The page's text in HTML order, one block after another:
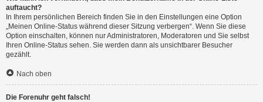
auftaucht?
In Ihrem persönlichen Bereich finden Sie in den Einstellungen eine Option
„Meinen Online-Status während dieser Sitzung verbergen“. Wenn Sie diese
Option einschalten, können nur Administratoren, Moderatoren und Sie selbst
Ihren Online-Status sehen. Sie werden dann als unsichtbarer Besucher
gezählt.
Nach oben
Die Forenuhr geht falsch!